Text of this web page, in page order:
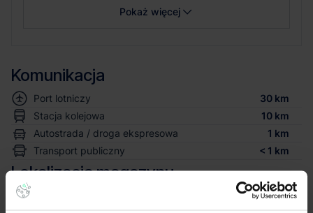
Pokaż więcej
Komunikacja
Port lotniczy
30 km
Stacja kolejowa
10 km
Autostrada / droga ekspresowa
1 km
Transport publiczny
< 1 km
Lokalizacja magazynu